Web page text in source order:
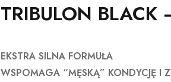
TRIBULON BLACK
EKSTRA SILNA FORMUŁA
WSPOMAGA “MĘSKĄ” KONDYCJĘ I